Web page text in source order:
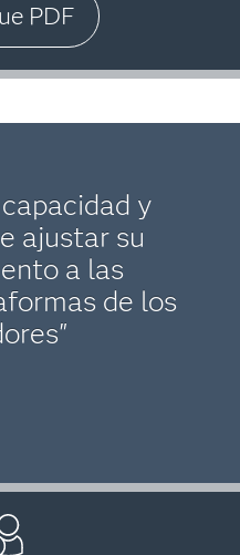
PDF
y
ajustar su
a las
de los